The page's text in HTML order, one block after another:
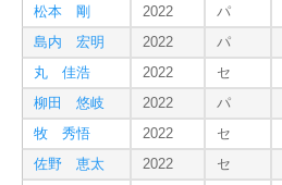
松本 剛
2022 パ
島内 宏明
2022 パ
丸 佳浩
2022 セ
柳田 悠岐
2022 パ
牧 秀悟
2022 セ
佐野 恵太
2022 セ